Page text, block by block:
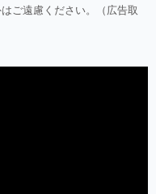
ご遠慮ください。（広告取